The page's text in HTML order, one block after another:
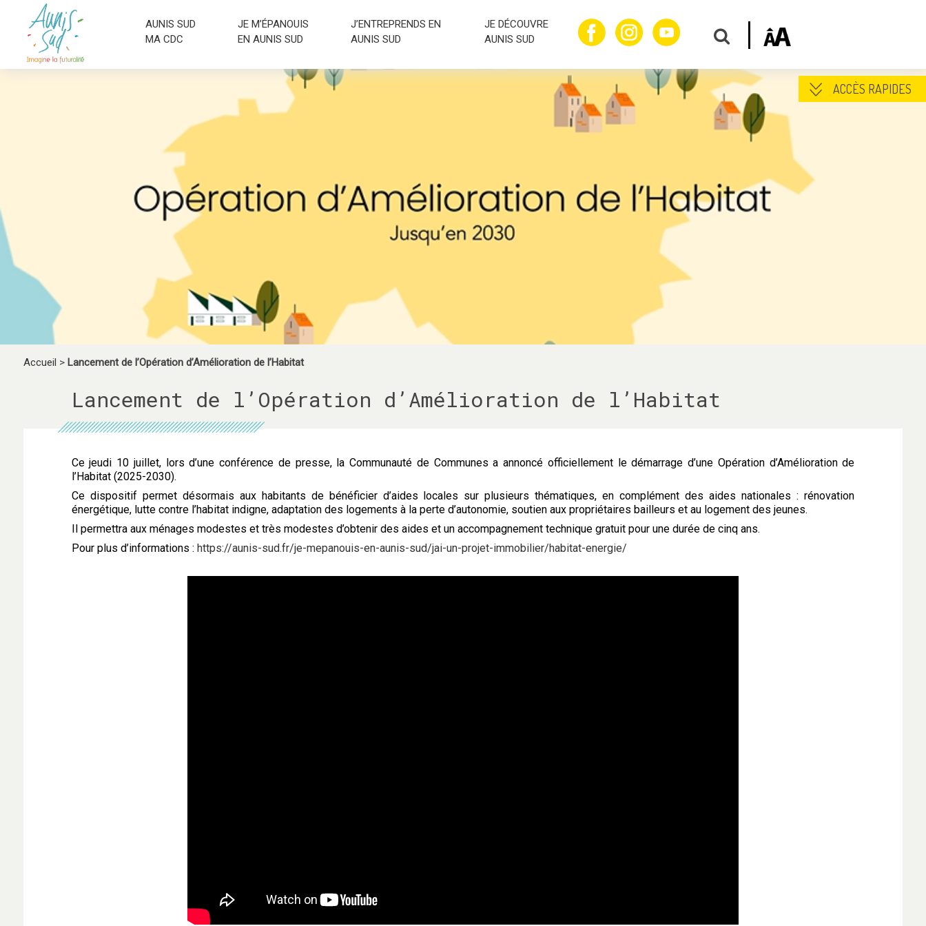
AUNIS SUD
MA CDC
JE M’ÉPANOUIS
EN AUNIS SUD
J’ENTREPRENDS EN
AUNIS SUD
JE DÉCOUVRE
AUNIS SUD
Accueil > Lancement de l’Opération d’Amélioration de l’Habitat
Lancement de l’Opération d’Amélioration de l’Habitat
Ce jeudi 10 juillet, lors d’une conférence de presse, la Communauté de Communes a annoncé officiellement le démarrage d’une Opération d’Amélioration de
l’Habitat (2025-2030).
Ce dispositif permet désormais aux habitants de bénéficier d’aides locales sur plusieurs thématiques, en complément des aides nationales : rénovation
énergétique, lutte contre l’habitat indigne, adaptation des logements à la perte d’autonomie, soutien aux propriétaires bailleurs et au logement des jeunes.
Il permettra aux ménages modestes et très modestes d’obtenir des aides et un accompagnement technique gratuit pour une durée de cinq ans.
Pour plus d’informations : https://aunis-sud.fr/je-mepanouis-en-aunis-sud/jai-un-projet-immobilier/habitat-energie/